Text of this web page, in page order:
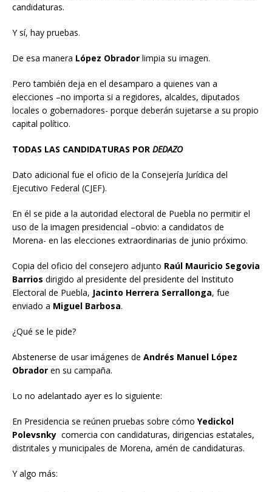
candidaturas.
Y sí, hay pruebas.
De esa manera López Obrador limpia su imagen.
Pero también deja en el desamparo a quienes van a
elecciones –no importa si a regidores, alcaldes, diputados
locales o gobernadores- porque deberán sujetarse a su propio
capital político.
TODAS LAS CANDIDATURAS POR DEDAZO
Dato adicional fue el oficio de la Consejería Jurídica del
Ejecutivo Federal (CJEF).
En él se pide a la autoridad electoral de Puebla no permitir el
uso de la imagen presidencial –obvio: a candidatos de
Morena- en las elecciones extraordinarias de junio próximo.
Copia del oficio del consejero adjunto Raúl Mauricio Segovia
Barrios dirigido al presidente del presidente del Instituto
Electoral de Puebla, Jacinto Herrera Serrallonga, fue
enviado a Miguel Barbosa.
¿Qué se le pide?
Abstenerse de usar imágenes de Andrés Manuel López
Obrador en su campaña.
Lo no adelantado ayer es lo siguiente:
En Presidencia se reúnen pruebas sobre cómo Yedickol
Polevsnky comercia con candidaturas, dirigencias estatales,
distritales y municipales de Morena, amén de candidaturas.
Y algo más: